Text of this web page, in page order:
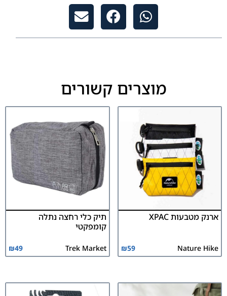
מוצרים קשורים
ארנק מטבעות XPAC
Nature Hike
₪59
תיק כלי רחצה נתלה
קומפקטי
Trek Market
₪49